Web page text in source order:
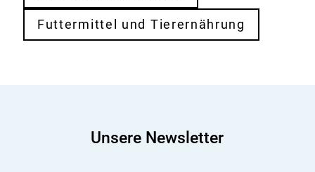
Futtermittel und Tierernährung
Unsere Newsletter